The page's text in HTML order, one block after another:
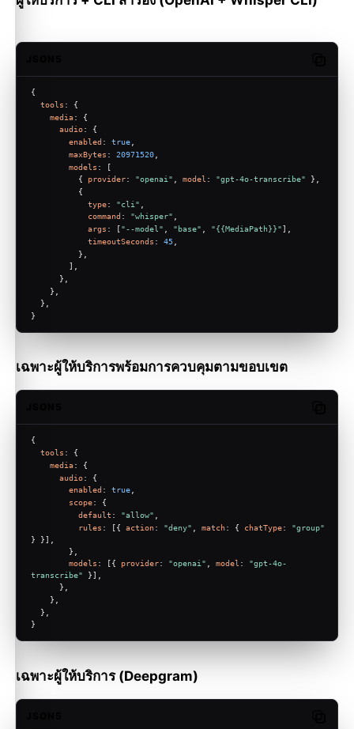
{
tools : {
media: {
audio: {
enabled : true
maxBytes : 20971520
models : [
          {
provider: "openai" model : "gpt-4o-transcribe" },
          {
type: "cli"
command : "whisper" ,
args : ["--model" "base" "{{MediaPath}}"],
timeoutSeconds : 45
          },
        ],
      },
    },
  },
}
เฉพาะผู้ให้บริการพร้อมการควบคุมตามขอบเขต
{
tools : {
media: {
audio: {
enabled : true
scope: {
default : "allow"
rules : [{ action: "deny" match: { chatType: "group"
} }],
        },
models : [{ provider: "openai" model : "gpt-4o-
transcribe" }],
      },
    },
  },
}
เฉพาะผู้ให้บริการ (Deepgram)